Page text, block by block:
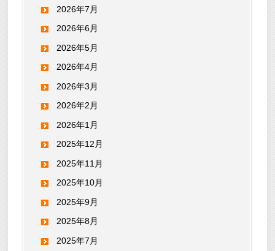
2026年7月
2026年6月
2026年5月
2026年4月
2026年3月
2026年2月
2026年1月
2025年12月
2025年11月
2025年10月
2025年9月
2025年8月
2025年7月